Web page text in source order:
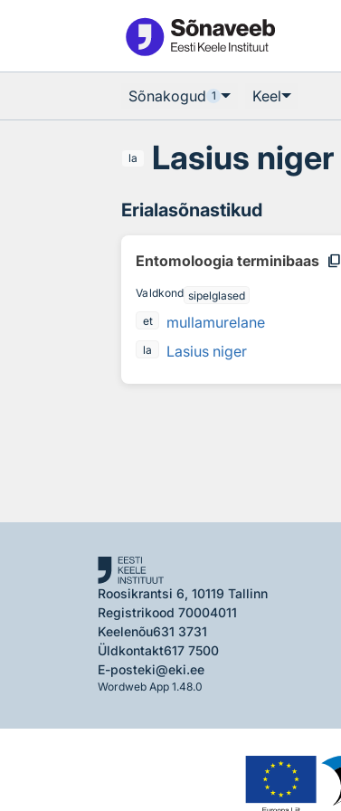
Sõnakogud 1 Keel
la Lasius niger
Erialasõnastikud
Entomoloogia terminibaas content_copy
Valdkond sipelglased
et
mullamurelane
la Lasius niger
Roosikrantsi 6, 10119 Tallinn
Registrikood 70004011
Keelenõu631 3731
Üldkontakt617 7500
E-posteki@eki.ee
Wordweb App 1.48.0